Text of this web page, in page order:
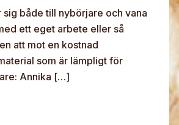
sig både till nybörjare och vana
ett eget arbete eller så
att mot en kostnad
som är lämpligt för
Annika […]